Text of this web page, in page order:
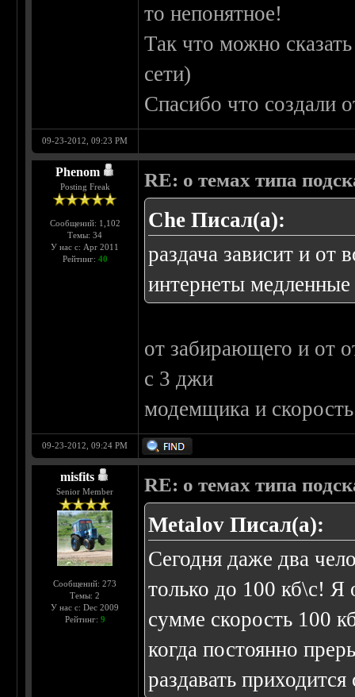
то непонятное!
Так что можно
сети)
Спасибо что создали
09-23-2012, 09:23 PM
Phenom
Posting Freak
Сообщений: 1,102
Темы: 34
У нас с: Apr 2011
Рейтинг: 40
RE: о темах типа
Che Писал(а):
раздача зависит и
интернеты медленные
от забирающего и от
с 3 джи
модемщика и
09-23-2012, 09:24 PM
misfits
Senior Member
Сообщений: 273
Темы: 2
У нас с: Dec 2009
Рейтинг: 9
RE: о темах типа
Metalov Писал(а):
Сегодня даже два
только до 100 кб\с! Я
сумме скорость 100
когда постоянно
раздавать